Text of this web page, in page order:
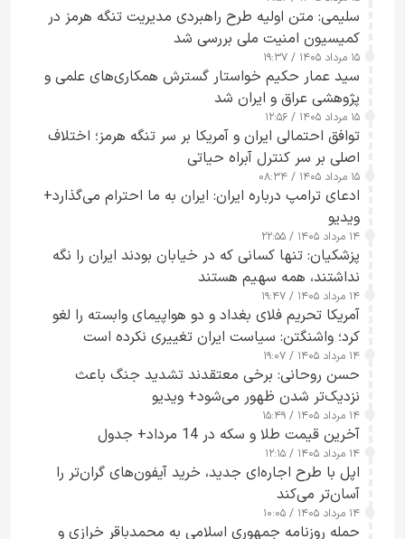
سلیمی: متن اولیه طرح راهبردی مدیریت تنگه هرمز در
کمیسیون امنیت ملی بررسی شد
۱۵ مرداد ۱۴۰۵ / ۱۹:۳۷
سید عمار حکیم خواستار گسترش همکاری‌های علمی و
پژوهشی عراق و ایران شد
۱۵ مرداد ۱۴۰۵ / ۱۲:۵۶
توافق احتمالی ایران و آمریکا بر سر تنگه هرمز؛ اختلاف
اصلی بر سر کنترل آبراه حیاتی
۱۵ مرداد ۱۴۰۵ / ۰۸:۳۴
ادعای ترامپ درباره ایران: ایران به ما احترام می‌گذارد+
ویدیو
۱۴ مرداد ۱۴۰۵ / ۲۲:۵۵
پزشکیان: تنها کسانی که در خیابان بودند ایران را نگه
نداشتند، همه سهیم هستند
۱۴ مرداد ۱۴۰۵ / ۱۹:۴۷
آمریکا تحریم فلای بغداد و دو هواپیمای وابسته را لغو
کرد؛ واشنگتن: سیاست ایران تغییری نکرده است
۱۴ مرداد ۱۴۰۵ / ۱۹:۰۷
حسن روحانی: برخی معتقدند تشدید جنگ باعث
نزدیک‌تر شدن ظهور می‌شود+ ویدیو
۱۴ مرداد ۱۴۰۵ / ۱۵:۴۹
آخرین قیمت طلا و سکه در 14 مرداد+ جدول
۱۴ مرداد ۱۴۰۵ / ۱۲:۱۵
اپل با طرح اجاره‌ای جدید، خرید آیفون‌های گران‌تر را
آسان‌تر می‌کند
۱۴ مرداد ۱۴۰۵ / ۱۰:۰۵
حمله روزنامه جمهوری اسلامی به محمدباقر خرازی و